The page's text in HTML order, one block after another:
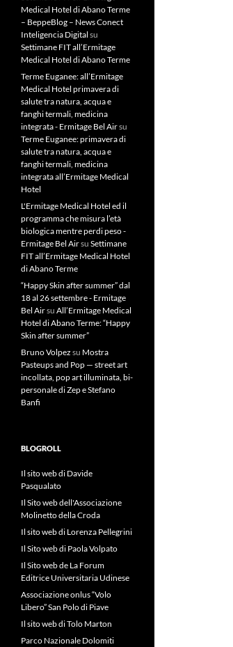
Medical Hotel di Abano Terme
– BeppeBlog – News Conect
Inteligencia Digital su
Settimane FIT all’Ermitage
Medical Hotel di Abano Terme
Terme Euganee: all’Ermitage
Medical Hotel primavera di
salute tra natura, acqua e
fanghi termali, medicina
integrata - Ermitage Bel Airsu
Terme Euganee: primavera di
salute tra natura, acqua e
fanghi termali, medicina
integrata all’Ermitage Medical
Hotel
L'Ermitage Medical Hotel ed il
programma che misura l’età
biologica mentre perdi peso -
Ermitage Bel Airsu Settimane
FIT all’Ermitage Medical Hotel
di Abano Terme
“Happy Skin after summer” dal
18 al 26 settembre - Ermitage
Bel Airsu All’Ermitage Medical
Hotel di Abano Terme: “Happy
Skin after summer”
Bruno Volpez su Mostra
Pasteups and Pop — street art
incollata, pop art illuminata, bi-
personale di Zep e Stefano
Banfi
BLOGROLL
Il sito web di Davide
Pasqualato
Il Sito web dell'Associazione
Molinetto della Croda
Il sito web di Lorenza Pellegrini
Il Sito web di Paola Volpato
Il Sito web de La Forum
Editrice Universitaria Udinese
Associazione onlus “Volo
Libero” San Polo di Piave
Il sito web di Tolo Marton
Parco Nazionale Dolomiti